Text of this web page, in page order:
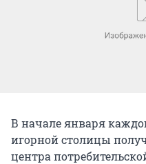
В начале января
игорной столицы
центра